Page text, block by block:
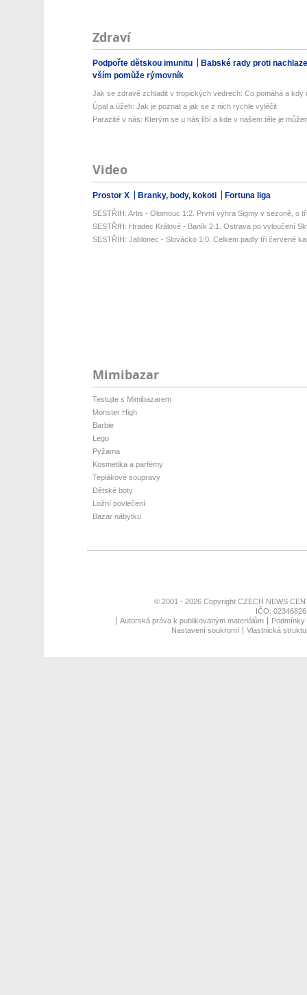
Zdraví
Podpořte dětskou imunitu
Babské rady proti
vším pomůže rýmovník
Jak se zdravě zchladit v tropických vedrech: Co pomáhá a kdy
Úpal a úžeh: Jak je poznat a jak se z nich rychle vyléčit
Parazité v nás: Kterým se u nás líbí a kde v našem těle je
Video
Prostor X Branky, body, kokoti Fortuna liga
SESTŘIH: Artis - Olomouc 1:2. První výhra Sigmy v sezoně, o
SESTŘIH: Hradec Králové - Baník 2:1. Ostrava po vyloučení
SESTŘIH: Jablonec - Slovácko 1:0. Celkem padly tři červené
Mimibazar
Testujte s Mimibazarem
Monster High
Barbie
Lego
Pyžama
Kosmetika a parfémy
Teplákové soupravy
Dětské boty
Ložní povlečení
Bazar nábytku
© 2001 - 2026 Copyright CZECH NEWS
IČO:
Autorská práva k publikovaným materiálům
Nastavení soukromí
Vlastnická